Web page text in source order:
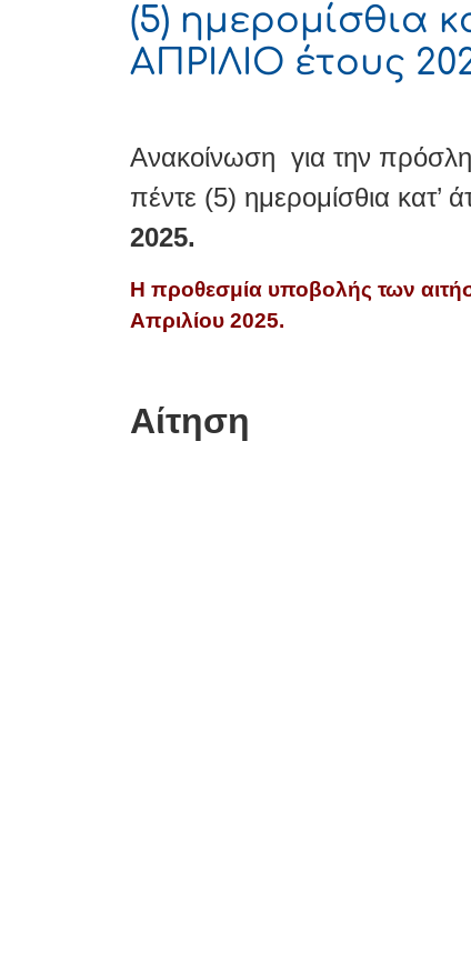
(5) ημερομίσθια
ΑΠΡΙΛΙΟ έτους
Aνακοίνωση για την
πέντε (5) ημερομίσθια κατ’
2025.
H προθεσμία υποβολής των
Απριλίου 2025.
Αίτηση